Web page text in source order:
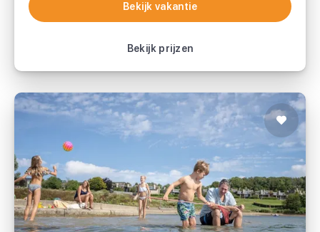
Bekijk vakantie
Bekijk prijzen
Bekijk vakantie
Landal Village l'Eau d'Heure